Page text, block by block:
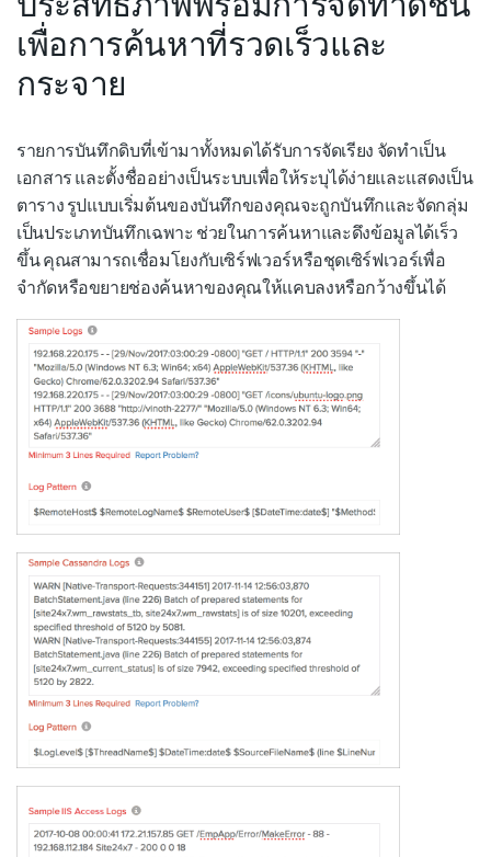
เพื่อการค้นหาที่รวดเร็วและ
กระจาย
รายการบันทึกดิบที่เข้ามาทั้งหมดได้รับการจัดเรียง จัดทำเป็น
เอกสาร และตั้งชื่ออย่างเป็นระบบเพื่อให้ระบุได้ง่ายและแสดงเป็น
ตาราง รูปแบบเริ่มต้นของบันทึกของคุณจะถูกบันทึกและจัดกลุ่ม
เป็นประเภทบันทึกเฉพาะ ช่วยในการค้นหาและดึงข้อมูลได้เร็ว
ขึ้น คุณสามารถเชื่อมโยงกับเซิร์ฟเวอร์หรือชุดเซิร์ฟเวอร์เพื่อ
จำกัดหรือขยายช่องค้นหาของคุณให้แคบลงหรือกว้างขึ้นได้